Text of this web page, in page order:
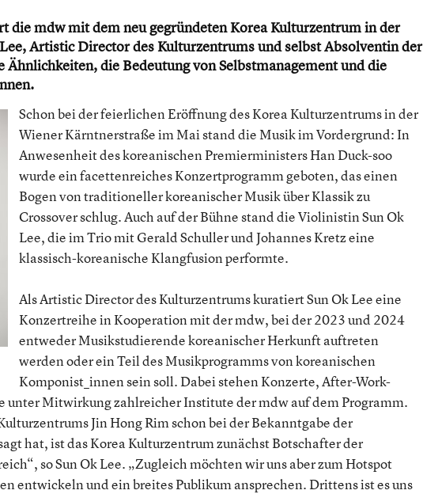
Bühnenerfolg
die mdw mit dem neu gegründeten Korea Kulturzentrum in der
Artistic Director des Kulturzentrums und selbst Absolventin der
die Bedeutung von Selbstmanagement und die
Schon bei der feierlichen Eröffnung des Korea Kulturzentrums in der
Wiener Kärntnerstraße im Mai stand die Musik im Vordergrund: In
Anwesenheit des koreanischen Premierministers Han Duck-soo
wurde ein facettenreiches Konzertprogramm geboten, das einen
Bogen von traditioneller koreanischer Musik über Klassik zu
Crossover schlug. Auch auf der Bühne stand die Violinistin Sun Ok
Lee, die im Trio mit Gerald Schuller und Johannes Kretz eine
klassisch-koreanische Klangfusion performte.
Als Artistic Director des Kulturzentrums kuratiert Sun Ok Lee eine
Konzertreihe in Kooperation mit der mdw, bei der 2023 und 2024
entweder Musikstudierende koreanischer Herkunft auftreten
werden oder ein Teil des Musikprogramms von koreanischen
Komponist_innen sein soll. Dabei stehen Konzerte, After-Work-
unter Mitwirkung zahlreicher Institute der mdw auf dem Programm.
Jin Hong Rim schon bei der Bekanntgabe der
hat, ist das Korea Kulturzentrum zunächst Botschafter der
so Sun Ok Lee. „Zugleich möchten wir uns aber zum Hotspot
entwickeln und ein breites Publikum ansprechen. Drittens ist es uns